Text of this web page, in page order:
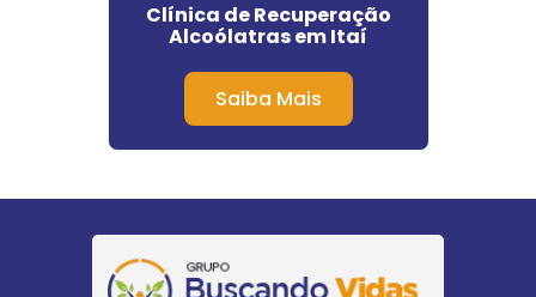
Clínica de Recuperação
Alcoólatras em Itaí
Saiba Mais